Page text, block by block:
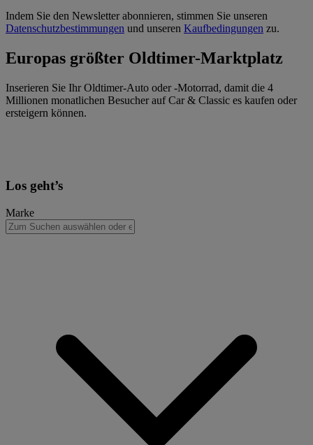
Indem Sie den Newsletter abonnieren, stimmen Sie unseren
Datenschutzbestimmungen und unseren Kaufbedingungen zu.
Europas größter Oldtimer-Marktplatz
Inserieren Sie Ihr Oldtimer-Auto oder -Motorrad, damit die 4
Millionen monatlichen Besucher auf Car & Classic es kaufen oder
ersteigern können.
Los geht’s
Marke